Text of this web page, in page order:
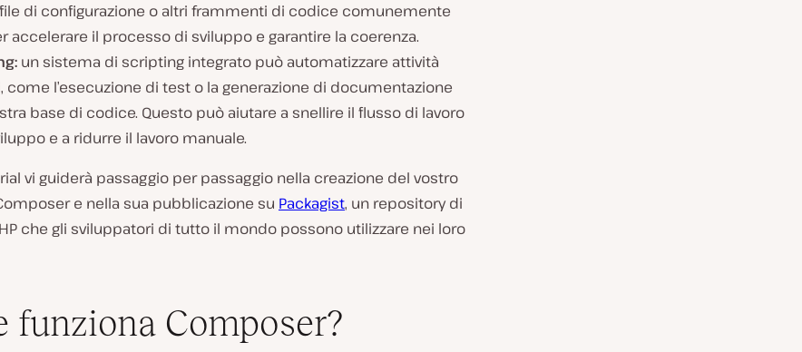
di configurazione o altri frammenti di codice comunemente
accelerare il processo di sviluppo e garantire la coerenza.
un sistema di scripting integrato può automatizzare attività
come l’esecuzione di test o la generazione di documentazione
base di codice. Questo può aiutare a snellire il flusso di lavoro
e a ridurre il lavoro manuale.
vi guiderà passaggio per passaggio nella creazione del vostro
e nella sua pubblicazione su Packagist, un repository di
che gli sviluppatori di tutto il mondo possono utilizzare nei loro
funziona Composer?